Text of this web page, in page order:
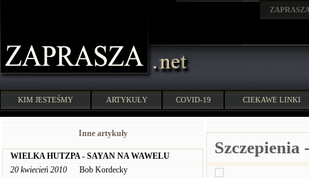
KIM JESTEŚMY ARTYKUŁY COVID-19 CIEKAWE LINKI
Inne artykuły
WIELKA HUTZPA - SAYAN NA WAWELU
20 kwiecień 2010 Bob Kordecky